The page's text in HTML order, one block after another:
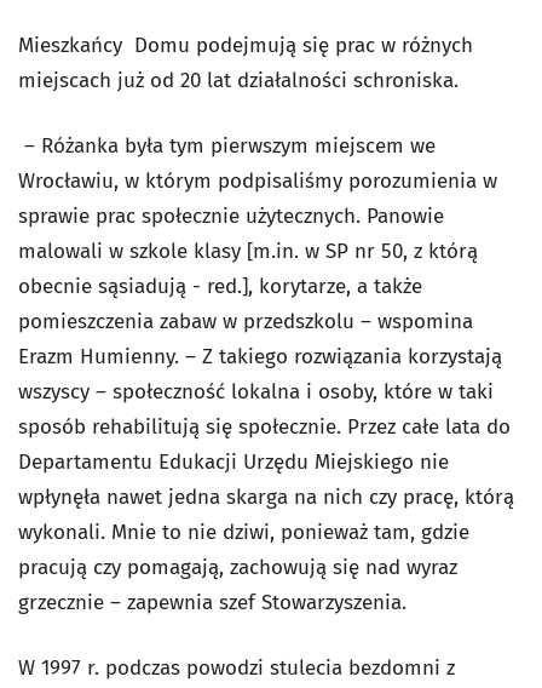
Mieszkańcy Domu podejmują się prac w różnych
miejscach już od 20 lat działalności schroniska.
– Różanka była tym pierwszym miejscem we
Wrocławiu, w którym podpisaliśmy porozumienia w
sprawie prac społecznie użytecznych. Panowie
malowali w szkole klasy [m.in. w SP nr 50, z którą
obecnie sąsiadują - red.], korytarze, a także
pomieszczenia zabaw w przedszkolu – wspomina
Erazm Humienny. – Z takiego rozwiązania korzystają
wszyscy – społeczność lokalna i osoby, które w taki
sposób rehabilitują się społecznie. Przez całe lata do
Departamentu Edukacji Urzędu Miejskiego nie
wpłynęła nawet jedna skarga na nich czy pracę, którą
wykonali. Mnie to nie dziwi, ponieważ tam, gdzie
pracują czy pomagają, zachowują się nad wyraz
grzecznie – zapewnia szef Stowarzyszenia.
W 1997 r. podczas powodzi stulecia bezdomni z